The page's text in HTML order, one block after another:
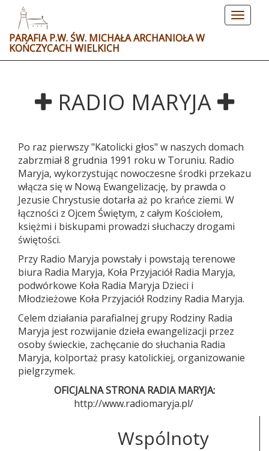
Toggle
PARAFIA P.W. ŚW. MICHAŁA ARCHANIOŁA W
KOŃCZYCACH WIELKICH
RADIO MARYJA
Po raz pierwszy "Katolicki głos" w naszych domach
zabrzmiał 8 grudnia 1991 roku w Toruniu. Radio
Maryja, wykorzystując nowoczesne środki przekazu
włącza się w Nową Ewangelizację, by prawda o
Jezusie Chrystusie dotarła aż po krańce ziemi. W
łączności z Ojcem Świętym, z całym Kościołem,
księżmi i biskupami prowadzi słuchaczy drogami
świętości.
Przy Radio Maryja powstały i powstają terenowe
biura Radia Maryja, Koła Przyjaciół Radia Maryja,
podwórkowe Koła Radia Maryja Dzieci i
Młodzieżowe Koła Przyjaciół Rodziny Radia Maryja.
Celem działania parafialnej grupy Rodziny Radia
Maryja jest rozwijanie dzieła ewangelizacji przez
osoby świeckie, zachęcanie do słuchania Radia
Maryja, kolportaż prasy katolickiej, organizowanie
pielgrzymek.
OFICJALNA STRONA RADIA MARYJA:
http://www.radiomaryja.pl/
Wspólnoty